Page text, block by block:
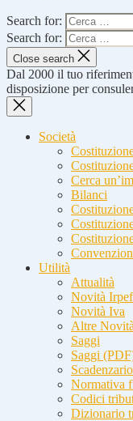
Search for:
Search for:
Close search
Dal 2000 il tuo
disposizione per
Società
Cerca
Bilanci
Utilità
Attualità
Novità
Novità Iva
Altre Novità
Saggi
Saggi
Normativa
Codici
Dizionario